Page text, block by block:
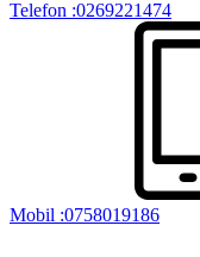
Telefon :0269221474
Mobil :0758019186